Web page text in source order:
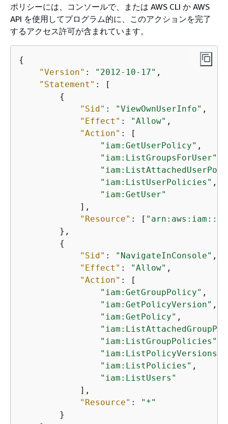
ポリシーには、コンソールで、または AWS CLI か AWS
API を使用してプログラム的に、このアクションを完了
するアクセス許可が含まれています。
{
"Version" : "2012-10-17" ,
"Statement" : [
{
"Sid" : "ViewOwnUserInfo" ,
"Effect" : "Allow" ,
"Action" : [
"iam:GetUserPolicy" ,
"iam:ListGroupsForUser"
"iam:ListUserPolicies" ,
"iam:GetUser"
            ],
"Resource" : [
        },
{
"Sid" : "NavigateInConsole" ,
"Effect" : "Allow" ,
"Action" : [
"iam:GetGroupPolicy" ,
"iam:GetPolicyVersion" ,
"iam:GetPolicy" ,
"iam:ListGroupPolicies"
"iam:ListPolicyVersions"
"iam:ListPolicies" ,
"iam:ListUsers"
            ],
"Resource" :
"*"
        }